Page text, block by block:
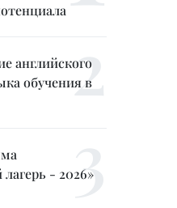
английского
обучения в
- 2026»